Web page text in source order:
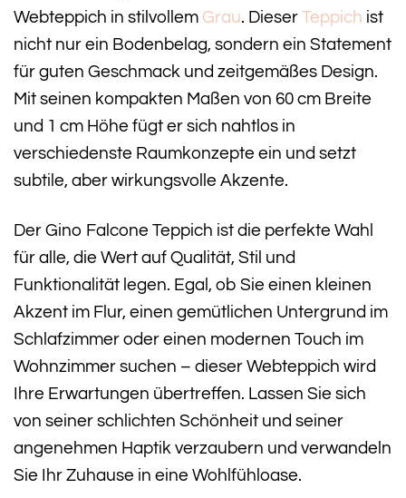
Webteppich in stilvollem Grau. Dieser Teppich ist
nicht nur ein Bodenbelag, sondern ein Statement
für guten Geschmack und zeitgemäßes Design.
Mit seinen kompakten Maßen von 60 cm Breite
und 1 cm Höhe fügt er sich nahtlos in
verschiedenste Raumkonzepte ein und setzt
subtile, aber wirkungsvolle Akzente.
Der Gino Falcone Teppich ist die perfekte Wahl
für alle, die Wert auf Qualität, Stil und
Funktionalität legen. Egal, ob Sie einen kleinen
Akzent im Flur, einen gemütlichen Untergrund im
Schlafzimmer oder einen modernen Touch im
Wohnzimmer suchen – dieser Webteppich wird
Ihre Erwartungen übertreffen. Lassen Sie sich
von seiner schlichten Schönheit und seiner
angenehmen Haptik verzaubern und verwandeln
Sie Ihr Zuhause in eine Wohlfühloase.